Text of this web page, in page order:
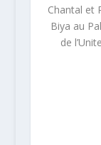
Chantal et
Biya au
de